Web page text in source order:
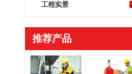
工程实景
推荐产品